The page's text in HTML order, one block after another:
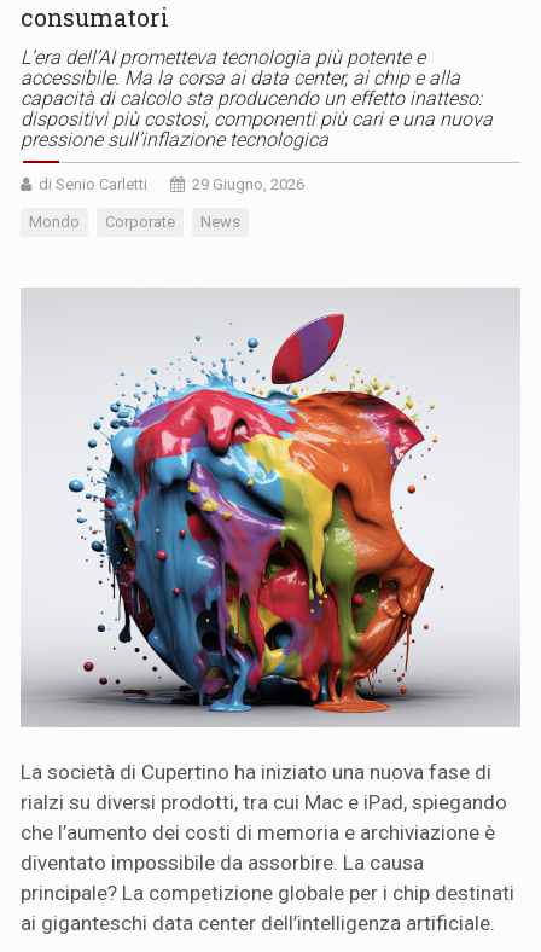
consumatori
L’era dell’AI prometteva tecnologia più potente e
accessibile. Ma la corsa ai data center, ai chip e alla
capacità di calcolo sta producendo un effetto inatteso:
dispositivi più costosi, componenti più cari e una nuova
pressione sull’inflazione tecnologica
di Senio Carletti 29 Giugno, 2026
Mondo Corporate News
La società di Cupertino ha iniziato una nuova fase di
rialzi su diversi prodotti, tra cui Mac e iPad, spiegando
che l’aumento dei costi di memoria e archiviazione è
diventato impossibile da assorbire. La causa
principale? La competizione globale per i chip destinati
ai giganteschi data center dell’intelligenza artificiale.